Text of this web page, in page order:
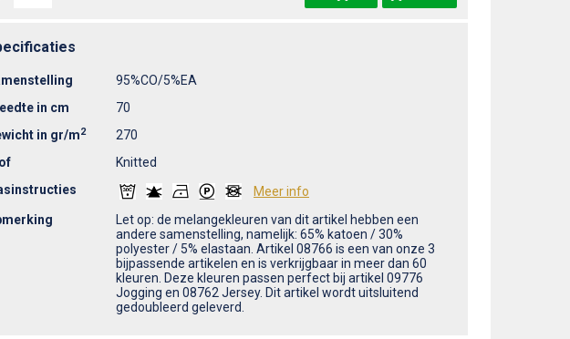
95%CO/5%EA
in cm
70
in gr/m2
270
Knitted
Meer info
Let op: de melangekleuren van dit artikel hebben een
andere samenstelling, namelijk: 65% katoen / 30%
polyester / 5% elastaan. Artikel 08766 is een van onze 3
bijpassende artikelen en is verkrijgbaar in meer dan 60
kleuren. Deze kleuren passen perfect bij artikel 09776
Jogging en 08762 Jersey. Dit artikel wordt uitsluitend
gedoubleerd geleverd.